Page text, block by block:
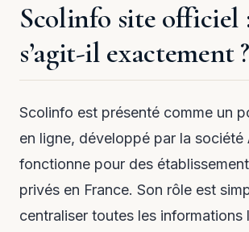
Scolinfo site officiel
s’agit-il exactement ?
Scolinfo est présenté comme un
en ligne, développé par la société
fonctionne pour des
privés en France. Son rôle est
centraliser toutes les informations